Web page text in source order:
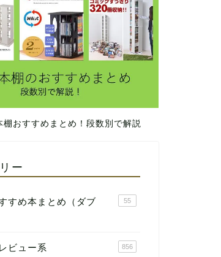
棚おすすめまとめ！段数別で解説
ー
すめ本まとめ（ダブ
55
ビュー系 856